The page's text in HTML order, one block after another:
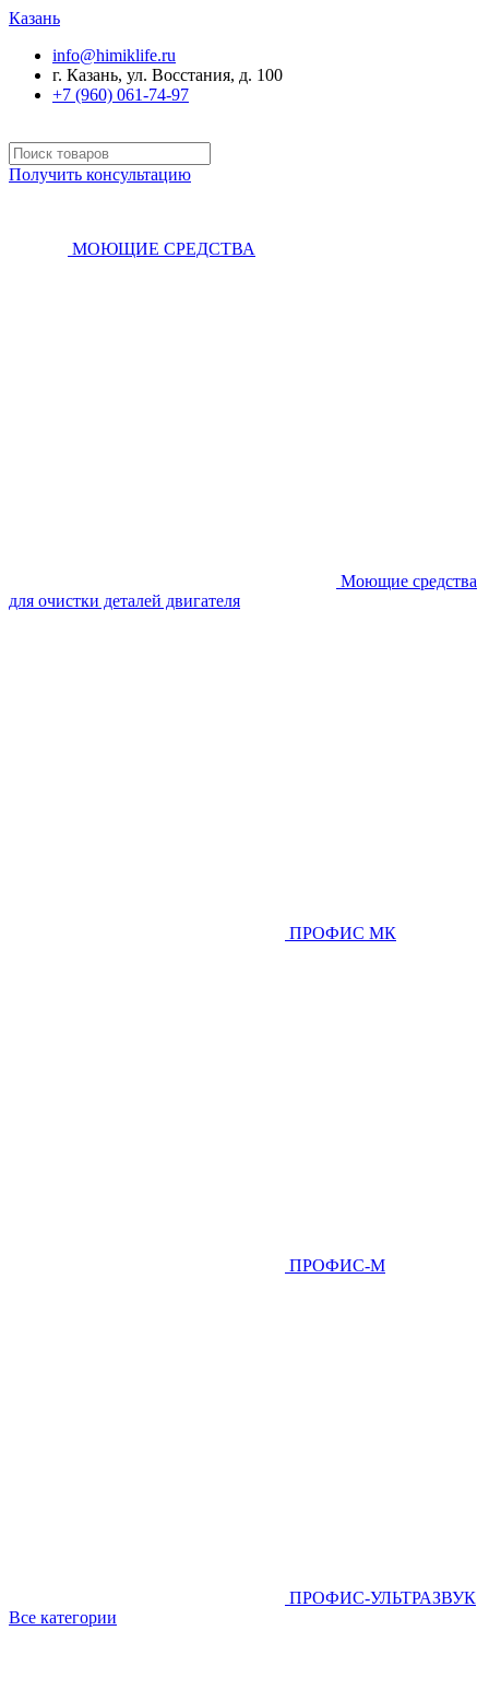
Казань
info@himiklife.ru
г. Казань, ул. Восстания, д. 100
+7 (960) 061-74-97
Получить консультацию
МОЮЩИЕ СРЕДСТВА
Моющие средства
для очистки деталей двигателя
ПРОФИС МК
ПРОФИС-М
ПРОФИС-УЛЬТРАЗВУК
Все категории